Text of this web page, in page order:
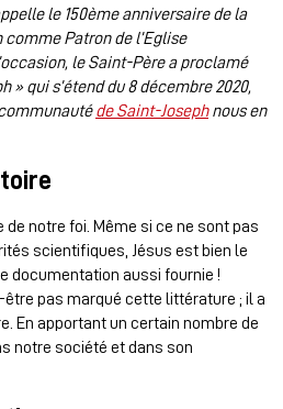
le 150ème anniversaire de la
Patron de l’Eglise
le Saint-Père a proclamé
» qui s’étend du 8 décembre 2020,
de Saint-Josephnous en
de notre foi. Même si ce ne sont pas
scientifiques, Jésus est bien le
documentation aussi fournie !
être pas marqué cette littérature ; il a
En apportant un certain nombre de
notre société et dans son